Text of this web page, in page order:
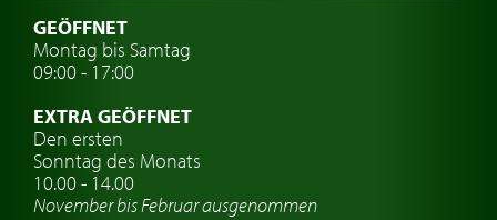
Oldtimer mit h-kennzeichen
Auto Oldtimer Markt
Oldtimer-Versicherung
Oldtimer-Clubs
Oldtimer-Reisen
GEÖFFNET
Montag bis Samtag
09:00 - 17:00
EXTRA GEÖFFNET
Den ersten
Sonntag des Monats
10.00 - 14.00
November bis Februar ausgenommen